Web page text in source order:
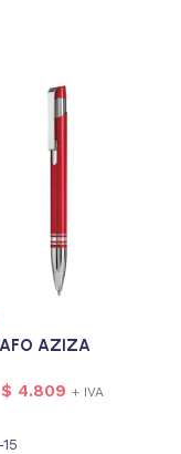
AZIZA
$ 4.809 + IVA